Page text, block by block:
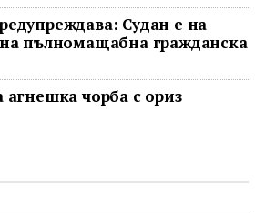
Судан е на
пълномащабна гражданска
агнешка чорба с ориз